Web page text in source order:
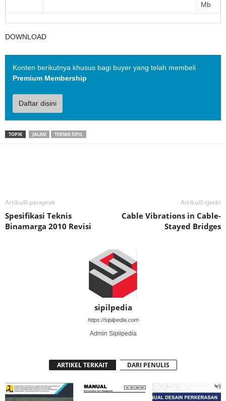
Mb
DOWNLOAD
Konten berikutnya khusus bagi buyer yang telah membeli
Premium Membership
Daftar disini
TOPIK JALAN TEKNIK SIPIL
Artikulli paraprak
Spesifikasi Teknis
Binamarga 2010 Revisi
Artikulli tjetër
Cable Vibrations in Cable-
Stayed Bridges
sipilpedia
https://sipilpedia.com
Admin Sipilpedia
ARTIKEL TERKAIT DARI PENULIS